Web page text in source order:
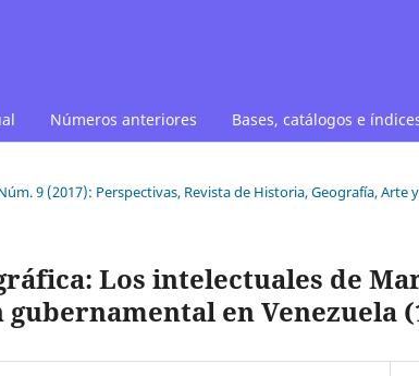
Números anteriores Bases, catálogos e
9 (2017): Perspectivas, Revista de Historia, Geografía, Arte
Los intelectuales de
en Venezuela